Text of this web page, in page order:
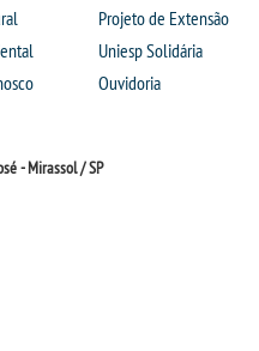
Projeto de Extensão
Uniesp Solidária
Ouvidoria
- Mirassol / SP